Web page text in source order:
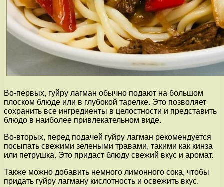
Во-первых, гуйру лагман обычно подают на большом
плоском блюде или в глубокой тарелке. Это позволяет
сохранить все ингредиенты в целостности и представить
блюдо в наиболее привлекательном виде.
Во-вторых, перед подачей гуйру лагман рекомендуется
посыпать свежими зелеными травами, такими как кинза
или петрушка. Это придаст блюду свежий вкус и аромат.
Также можно добавить немного лимонного сока, чтобы
придать гуйру лагману кислотность и освежить вкус.